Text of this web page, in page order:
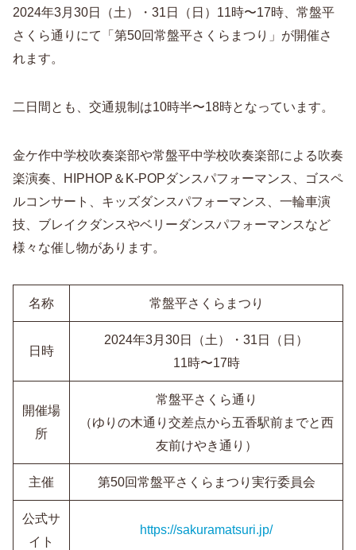
2024年3月30日（土）・31日（日）11時〜17時、常盤平
さくら通りにて「第50回常盤平さくらまつり」が開催さ
れます。
二日間とも、交通規制は10時半〜18時となっています。
金ケ作中学校吹奏楽部や常盤平中学校吹奏楽部による吹奏
楽演奏、HIPHOP＆K-POPダンスパフォーマンス、ゴスペ
ルコンサート、キッズダンスパフォーマンス、一輪車演
技、ブレイクダンスやベリーダンスパフォーマンスなど
様々な催し物があります。
名称 常盤平さくらまつり
日時
2024年3月30日（土）・31日（日）
11時〜17時
開催場
所
常盤平さくら通り
（ゆりの木通り交差点から五香駅前までと西
友前けやき通り）
主催 第50回常盤平さくらまつり実行委員会
公式サ
イト
https://sakuramatsuri.jp/